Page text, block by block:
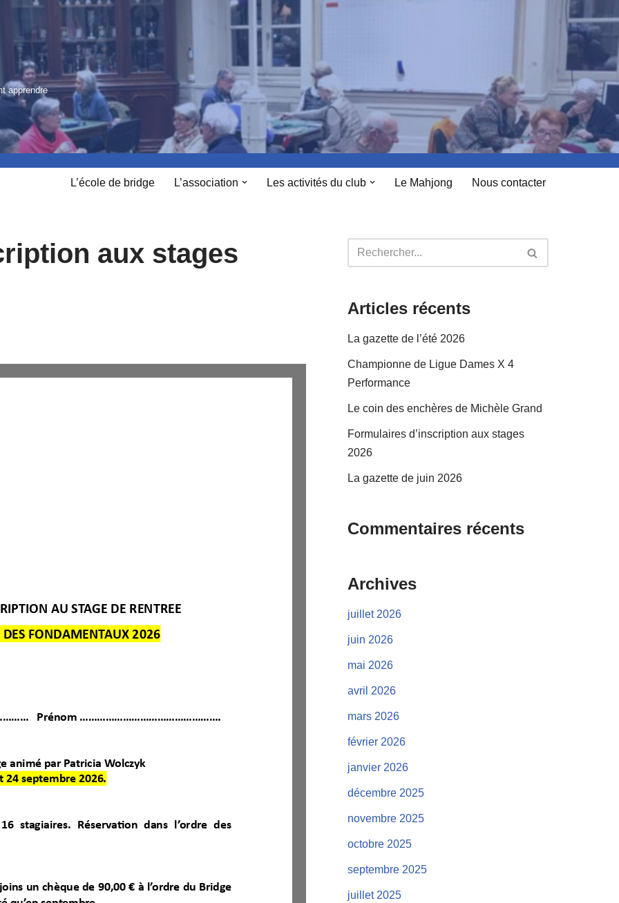
apprendre
L’école de bridge L’association Les activités du club Le Mahjong Nous contacter
aux stages
Articles récents
La gazette de l’été 2026
Championne de Ligue Dames X 4
Performance
Le coin des enchères de Michèle Grand
Formulaires d’inscription aux stages
2026
La gazette de juin 2026
Commentaires récents
Archives
juillet 2026
juin 2026
mai 2026
avril 2026
mars 2026
février 2026
janvier 2026
décembre 2025
novembre 2025
octobre 2025
septembre 2025
juillet 2025